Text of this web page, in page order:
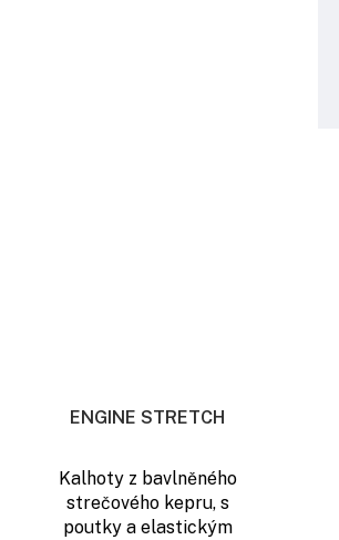
ENGINE STRETCH
Kalhoty z bavlněného
strečového kepru, s
poutky a elastickým